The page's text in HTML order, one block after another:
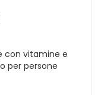
con vitamine e
per persone